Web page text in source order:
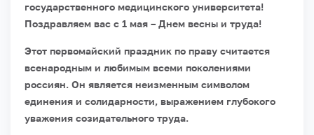
государственного медицинского университета!
Поздравляем вас с 1 мая – Днем весны и труда!
Этот первомайский праздник по праву считается
всенародным и любимым всеми поколениями
россиян. Он является неизменным символом
единения и солидарности, выражением глубокого
уважения созидательного труда.